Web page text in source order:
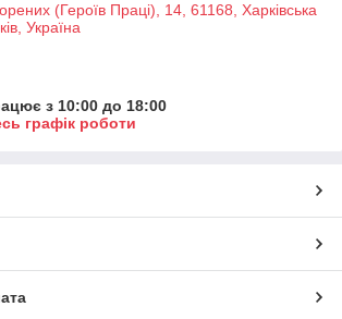
(Героїв Праці), 14, 61168, Харківська
Україна
з 10:00 до 18:00
графік роботи